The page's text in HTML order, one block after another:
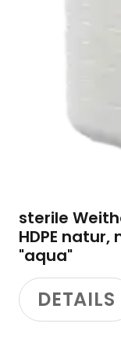
sterile
HDPE
"aqua"
DETAILS